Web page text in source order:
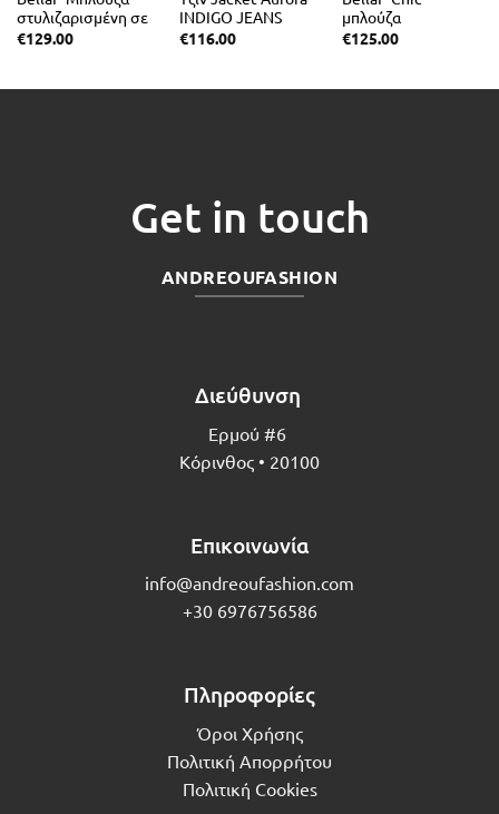
στυλιζαρισμένη σε
κρεπ ελαστικό
€129.00
INDIGO JEANS
€116.00
μπλούζα
στυλιζαρισμένη με
€125.00
Get in touch
ANDREOUFASHION
Διεύθυνση
Ερμού #6
Κόρινθος • 20100
Επικοινωνία
info@andreoufashion.com
+30 6976756586
Πληροφορίες
Όροι Χρήσης
Πολιτική Απορρήτου
Πολιτική Cookies